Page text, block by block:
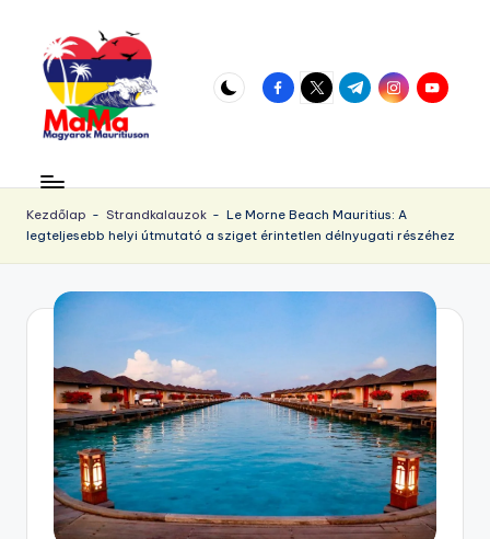
content
u
ri
ti
s.
az
örökös
napsütés!
facebook.com
twitter.com
t.me instagram.com
Kezdőlap - Strandkalauzok - Le Morne Beach Mauritius: A
legteljesebb helyi útmutató a sziget érintetlen délnyugati részéhez